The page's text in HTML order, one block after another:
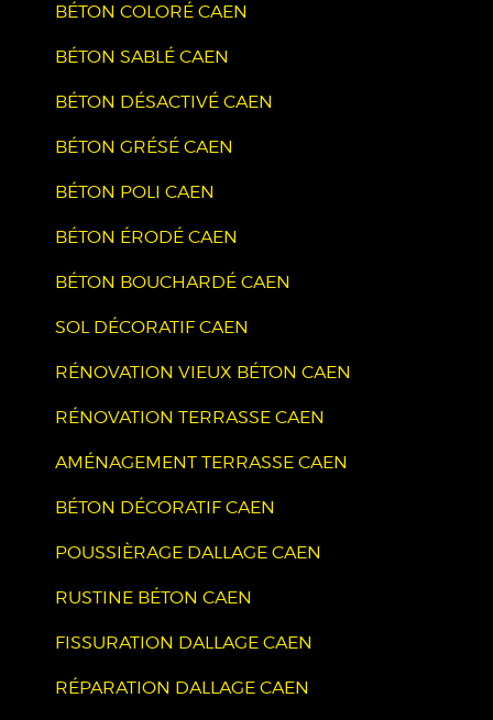
BÉTON COLORÉ CAEN
BÉTON SABLÉ CAEN
BÉTON DÉSACTIVÉ CAEN
BÉTON GRÉSÉ CAEN
BÉTON POLI CAEN
BÉTON ÉRODÉ CAEN
BÉTON BOUCHARDÉ CAEN
SOL DÉCORATIF CAEN
RÉNOVATION VIEUX BÉTON CAEN
RÉNOVATION TERRASSE CAEN
AMÉNAGEMENT TERRASSE CAEN
BÉTON DÉCORATIF CAEN
POUSSIÈRAGE DALLAGE CAEN
RUSTINE BÉTON CAEN
FISSURATION DALLAGE CAEN
RÉPARATION DALLAGE CAEN